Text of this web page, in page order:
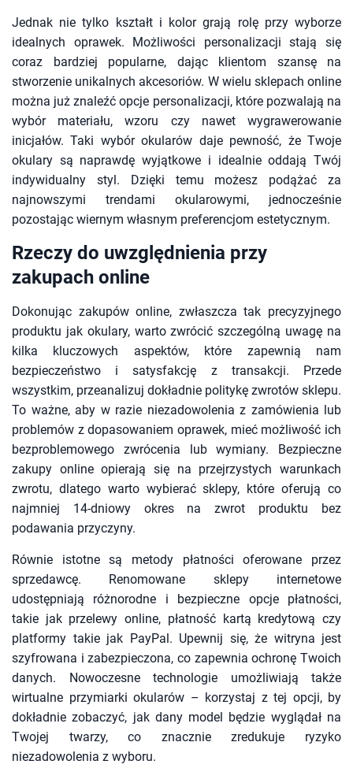
Jednak nie tylko kształt i kolor grają rolę przy wyborze
idealnych oprawek. Możliwości personalizacji stają się
coraz bardziej popularne, dając klientom szansę na
stworzenie unikalnych akcesoriów. W wielu sklepach online
można już znaleźć opcje personalizacji, które pozwalają na
wybór materiału, wzoru czy nawet wygrawerowanie
inicjałów. Taki wybór okularów daje pewność, że Twoje
okulary są naprawdę wyjątkowe i idealnie oddają Twój
indywidualny styl. Dzięki temu możesz podążać za
najnowszymi trendami okularowymi, jednocześnie
pozostając wiernym własnym preferencjom estetycznym.
Rzeczy do uwzględnienia przy
zakupach online
Dokonując zakupów online, zwłaszcza tak precyzyjnego
produktu jak okulary, warto zwrócić szczególną uwagę na
kilka kluczowych aspektów, które zapewnią nam
bezpieczeństwo i satysfakcję z transakcji. Przede
wszystkim, przeanalizuj dokładnie politykę zwrotów sklepu.
To ważne, aby w razie niezadowolenia z zamówienia lub
problemów z dopasowaniem oprawek, mieć możliwość ich
bezproblemowego zwrócenia lub wymiany. Bezpieczne
zakupy online opierają się na przejrzystych warunkach
zwrotu, dlatego warto wybierać sklepy, które oferują co
najmniej 14-dniowy okres na zwrot produktu bez
podawania przyczyny.
Równie istotne są metody płatności oferowane przez
sprzedawcę. Renomowane sklepy internetowe
udostępniają różnorodne i bezpieczne opcje płatności,
takie jak przelewy online, płatność kartą kredytową czy
platformy takie jak PayPal. Upewnij się, że witryna jest
szyfrowana i zabezpieczona, co zapewnia ochronę Twoich
danych. Nowoczesne technologie umożliwiają także
wirtualne przymiarki okularów – korzystaj z tej opcji, by
dokładnie zobaczyć, jak dany model będzie wyglądał na
Twojej twarzy, co znacznie zredukuje ryzyko
niezadowolenia z wyboru.